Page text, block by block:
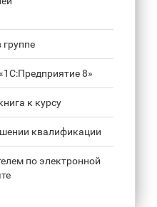
группе
8»
к курсу
квалификации
по электронной